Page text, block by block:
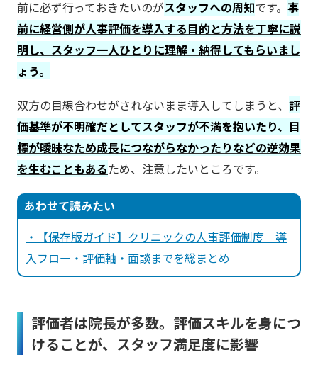
前に必ず行っておきたいのがスタッフへの周知です。 事
前に経営側が人事評価を導入する目的と方法を丁寧に説
明し、スタッフ一人ひとりに理解・納得してもらいまし
ょう。
双方の目線合わせがされないまま導入してしまうと、 評
価基準が不明確だとしてスタッフが不満を抱いたり、目
標が曖昧なため成長につながらなかったりなどの逆効果
を生むこともあるため、注意したいところです。
あわせて読みたい
・【保存版ガイド】クリニックの人事評価制度｜導
入フロー・評価軸・面談までを総まとめ
評価者は院長が多数。評価スキルを身につ
けることが、スタッフ満足度に影響